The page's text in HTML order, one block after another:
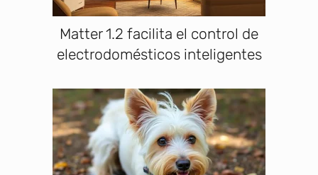
Matter 1.2 facilita el control de
electrodomésticos inteligentes